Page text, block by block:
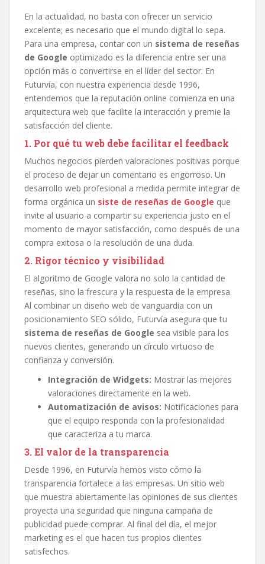
En la actualidad, no basta con ofrecer un servicio
excelente; es necesario que el mundo digital lo sepa.
Para una empresa, contar con un sistema de reseñas
de Google optimizado es la diferencia entre ser una
opción más o convertirse en el líder del sector. En
Futurvía, con nuestra experiencia desde 1996,
entendemos que la reputación online comienza en una
arquitectura web que facilite la interacción y premie la
satisfacción del cliente.
1. Por qué tu web debe facilitar el feedback
Muchos negocios pierden valoraciones positivas porque
el proceso de dejar un comentario es engorroso. Un
desarrollo web profesional a medida permite integrar de
forma orgánica un siste de reseñas de Google que
invite al usuario a compartir su experiencia justo en el
momento de mayor satisfacción, como después de una
compra exitosa o la resolución de una duda.
2. Rigor técnico y visibilidad
El algoritmo de Google valora no solo la cantidad de
reseñas, sino la frescura y la respuesta de la empresa.
Al combinar un diseño web de vanguardia con un
posicionamiento SEO sólido, Futurvía asegura que tu
sistema de reseñas de Google sea visible para los
nuevos clientes, generando un círculo virtuoso de
confianza y conversión.
Integración de Widgets: Mostrar las mejores
valoraciones directamente en la web.
Automatización de avisos: Notificaciones para
que el equipo responda con la profesionalidad
que caracteriza a tu marca.
3. El valor de la transparencia
Desde 1996, en Futurvía hemos visto cómo la
transparencia fortalece a las empresas. Un sitio web
que muestra abiertamente las opiniones de sus clientes
proyecta una seguridad que ninguna campaña de
publicidad puede comprar. Al final del día, el mejor
marketing es el que hacen tus propios clientes
satisfechos.